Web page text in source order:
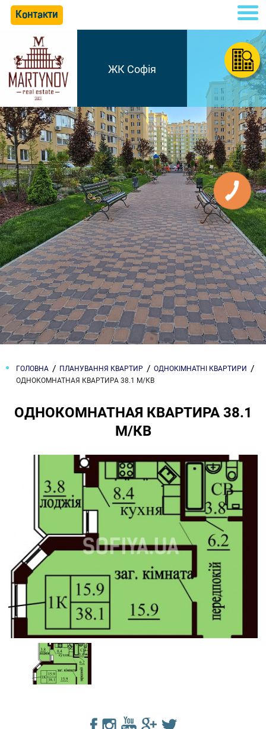
Контакти
ЖК Софія
ГОЛОВНА ПЛАНУВАННЯ КВАРТИР
ОДНОКІМНАТНІ КВАРТИРИ
ОДНОКОМНАТНАЯ КВАРТИРА 38.1 М/КВ
ОДНОКОМНАТНАЯ КВАРТИРА 38.1
М/КВ